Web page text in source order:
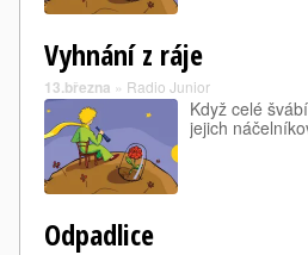
Vyhnání z ráje
13.března » Radio Junior
Když celé
jejich
Odpadlice